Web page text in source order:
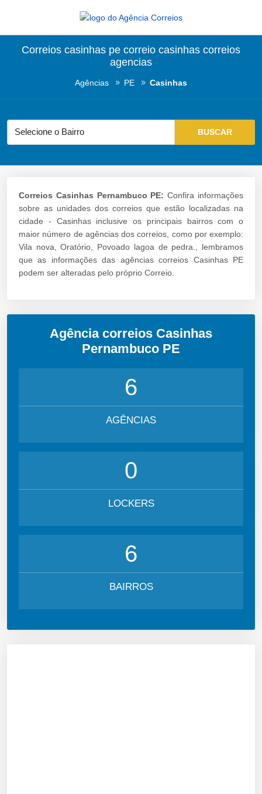
Correios casinhas pe correio casinhas correios
agencias
Agências PE Casinhas
Correios Casinhas Pernambuco PE: Confira informações
sobre as unidades dos correios que estão localizadas na
cidade - Casinhas inclusive os principais bairros com o
maior número de agências dos correios, como por exemplo:
Vila nova, Oratório, Povoado lagoa de pedra., lembramos
que as informações das agências correios Casinhas PE
podem ser alteradas pelo próprio Correio.
Agência correios Casinhas
Pernambuco PE
6
AGÊNCIAS
0
LOCKERS
6
BAIRROS